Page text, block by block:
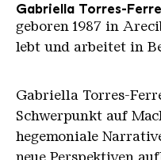
Gabriella Torres-
geboren 1987 in
lebt und arbeitet in
Gabriella Torres-
Schwerpunkt auf
hegemoniale
neue Perspektiven